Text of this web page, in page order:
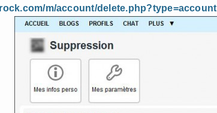
m/account/delete.php?type=account